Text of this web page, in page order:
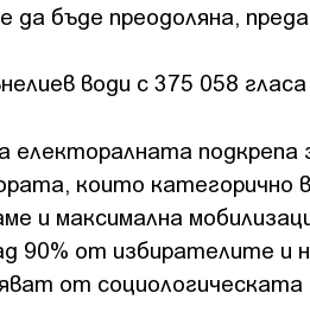
бъде преодоляна,
води с 375 058
подкрепа
които категорично
и максимална
90% от избирателите и
от социологическата